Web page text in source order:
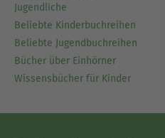
Jugendliche
Beliebte Kinderbuchreihen
Beliebte Jugendbuchreihen
Bücher über Einhörner
Wissensbücher für Kinder